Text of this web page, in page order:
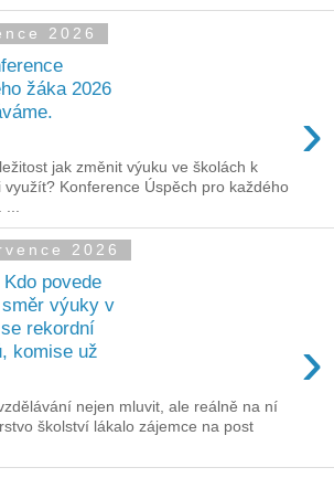
2026
žáka 2026
›
jak změnit výuku ve školách k
Konference Úspěch pro každého
2026
povede
výuky v
rekordní
komise už
›
nejen mluvit, ale reálně na ní
školství lákalo zájemce na post